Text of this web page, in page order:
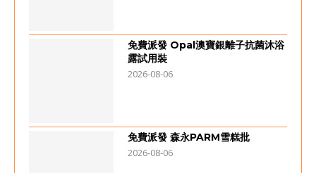
免費派發 Opal澳寶銀離子抗菌沐浴
露試用裝
2026-08-06
免費派發 森永PARM雪糕批
2026-08-06